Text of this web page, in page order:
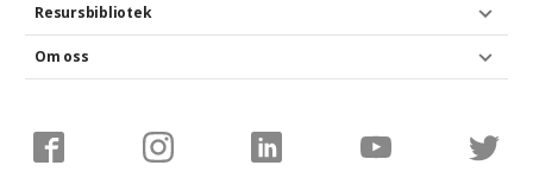
Resursbibliotek
Om oss